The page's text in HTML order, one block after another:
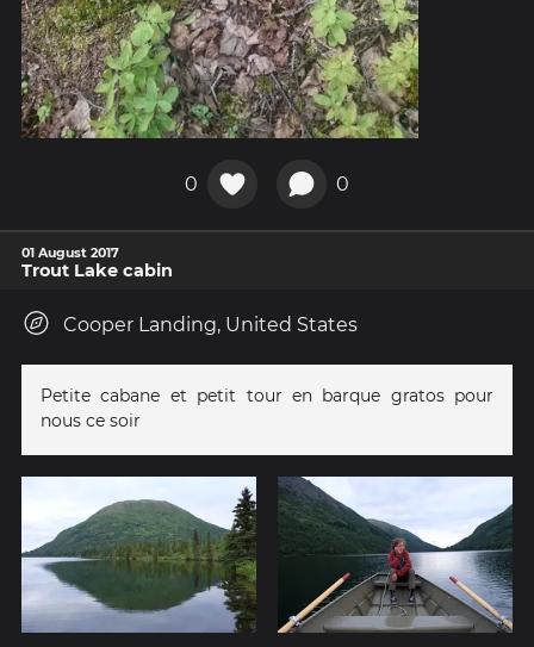
0 0
01 August 2017
Trout Lake cabin
Cooper Landing, United States
Petite cabane et petit tour en barque gratos pour
nous ce soir